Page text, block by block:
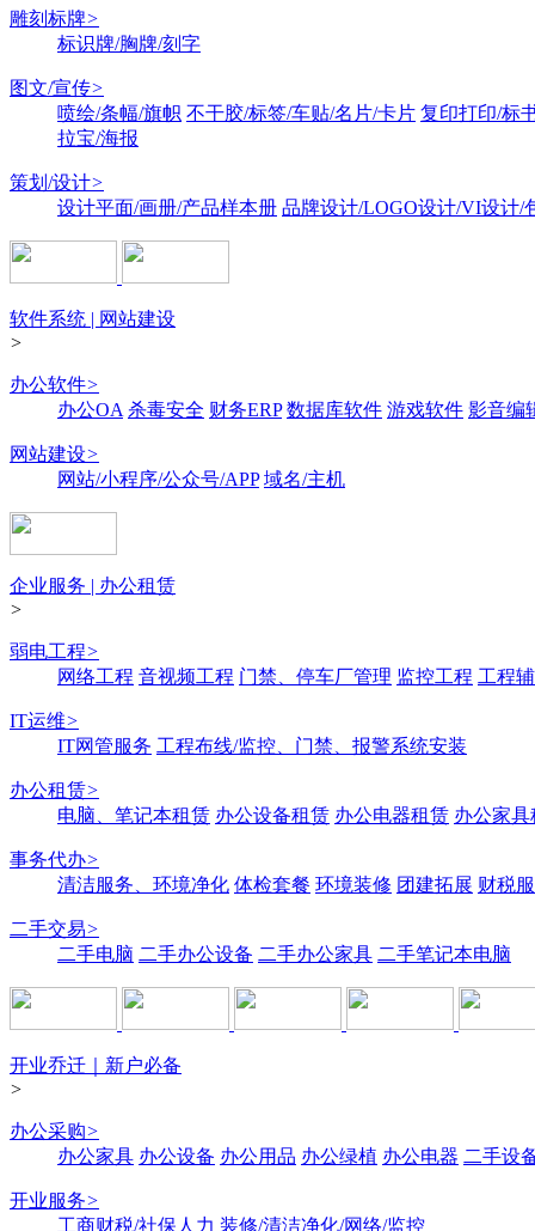
雕刻标牌>
标识牌/胸牌/刻字
图文/宣传>
喷绘/条幅/旗帜 不干胶/标签/车贴/名片/卡片 复印打印/标
拉宝/海报
策划/设计>
设计平面/画册/产品样本册 品牌设计/LOGO设计/VI设计/
软件系统 | 网站建设
>
办公软件>
办公OA 杀毒安全 财务ERP 数据库软件 游戏软件 影音编
网站建设>
网站/小程序/公众号/APP 域名/主机
企业服务 | 办公租赁
>
弱电工程>
网络工程 音视频工程 门禁、停车厂管理 监控工程 工程
IT运维>
IT网管服务 工程布线/监控、门禁、报警系统安装
办公租赁>
电脑、笔记本租赁 办公设备租赁 办公电器租赁 办公家具
事务代办>
清洁服务、环境净化 体检套餐 环境装修 团建拓展 财税
二手交易>
二手电脑 二手办公设备 二手办公家具 二手笔记本电脑
开业乔迁｜新户必备
>
办公采购>
办公家具 办公设备 办公用品 办公绿植 办公电器 二手设
开业服务>
工商财税/社保人力 装修/清洁净化/网络/监控